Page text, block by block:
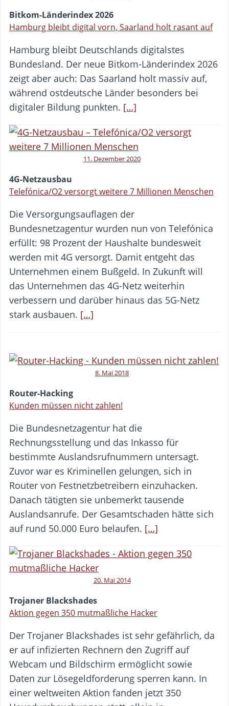
Bitkom-Länderindex 2026
Hamburg bleibt digital vorn, Saarland holt rasant auf
Hamburg bleibt Deutschlands digitalstes
Bundesland. Der neue Bitkom-Länderindex 2026
zeigt aber auch: Das Saarland holt massiv auf,
während ostdeutsche Länder besonders bei
digitaler Bildung punkten. […]
11. Dezember 2020
4G-Netzausbau
Telefónica/O2 versorgt weitere 7 Millionen Menschen
Die Versorgungsauflagen der
Bundesnetzagentur wurden nun von Telefónica
erfüllt: 98 Prozent der Haushalte bundesweit
werden mit 4G versorgt. Damit entgeht das
Unternehmen einem Bußgeld. In Zukunft will
das Unternehmen das 4G-Netz weiterhin
verbessern und darüber hinaus das 5G-Netz
stark ausbauen. […]
8. Mai 2018
Router-Hacking
Kunden müssen nicht zahlen!
Die Bundesnetzagentur hat die
Rechnungsstellung und das Inkasso für
bestimmte Auslandsrufnummern untersagt.
Zuvor war es Kriminellen gelungen, sich in
Router von Festnetzbetreibern einzuhacken.
Danach tätigten sie unbemerkt tausende
Auslandsanrufe. Der Gesamtschaden hätte sich
auf rund 50.000 Euro belaufen. […]
20. Mai 2014
Trojaner Blackshades
Aktion gegen 350 mutmaßliche Hacker
Der Trojaner Blackshades ist sehr gefährlich, da
er auf infizierten Rechnern den Zugriff auf
Webcam und Bildschirm ermöglicht sowie
Daten zur Lösegeldforderung sperren kann. In
einer weltweiten Aktion fanden jetzt 350